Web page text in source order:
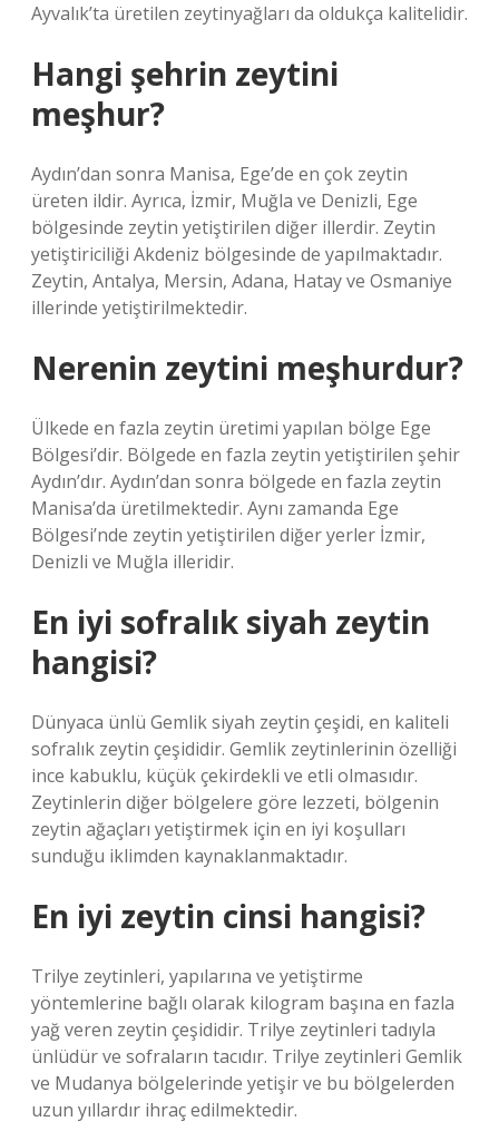
Ayvalık’ta üretilen zeytinyağları da oldukça kalitelidir.
Hangi şehrin zeytini
meşhur?
Aydın’dan sonra Manisa, Ege’de en çok zeytin
üreten ildir. Ayrıca, İzmir, Muğla ve Denizli, Ege
bölgesinde zeytin yetiştirilen diğer illerdir. Zeytin
yetiştiriciliği Akdeniz bölgesinde de yapılmaktadır.
Zeytin, Antalya, Mersin, Adana, Hatay ve Osmaniye
illerinde yetiştirilmektedir.
Nerenin zeytini meşhurdur?
Ülkede en fazla zeytin üretimi yapılan bölge Ege
Bölgesi’dir. Bölgede en fazla zeytin yetiştirilen şehir
Aydın’dır. Aydın’dan sonra bölgede en fazla zeytin
Manisa’da üretilmektedir. Aynı zamanda Ege
Bölgesi’nde zeytin yetiştirilen diğer yerler İzmir,
Denizli ve Muğla illeridir.
En iyi sofralık siyah zeytin
hangisi?
Dünyaca ünlü Gemlik siyah zeytin çeşidi, en kaliteli
sofralık zeytin çeşididir. Gemlik zeytinlerinin özelliği
ince kabuklu, küçük çekirdekli ve etli olmasıdır.
Zeytinlerin diğer bölgelere göre lezzeti, bölgenin
zeytin ağaçları yetiştirmek için en iyi koşulları
sunduğu iklimden kaynaklanmaktadır.
En iyi zeytin cinsi hangisi?
Trilye zeytinleri, yapılarına ve yetiştirme
yöntemlerine bağlı olarak kilogram başına en fazla
yağ veren zeytin çeşididir. Trilye zeytinleri tadıyla
ünlüdür ve sofraların tacıdır. Trilye zeytinleri Gemlik
ve Mudanya bölgelerinde yetişir ve bu bölgelerden
uzun yıllardır ihraç edilmektedir.